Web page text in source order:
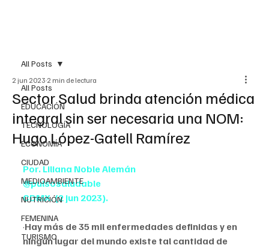
All Posts
EDUCACIÓN
TECNOLOGÍA
ECONOMÍA
CIUDAD
MEDIOAMBIENTE
NUTRICIÓN
FEMENINA
TURISMO
All Posts
Sector Salud brinda atención médica
integral sin ser necesaria una NOM:
Hugo López-Gatell Ramírez
2 jun 2023 2 min de lectura
Por. Liliana Noble Alemán
@pulsosaludable
CDMX. (2 jun 2023).
·Hay más de 35 mil enfermedades definidas y en
ningún lugar del mundo existe tal cantidad de